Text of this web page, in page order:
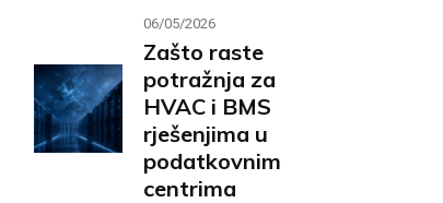
06/05/2026
Zašto raste
potražnja za
HVAC i BMS
rješenjima u
podatkovnim
centrima